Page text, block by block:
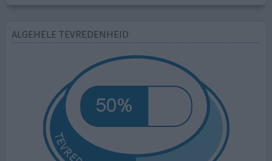
ALGEHELE TEVREDENHEID